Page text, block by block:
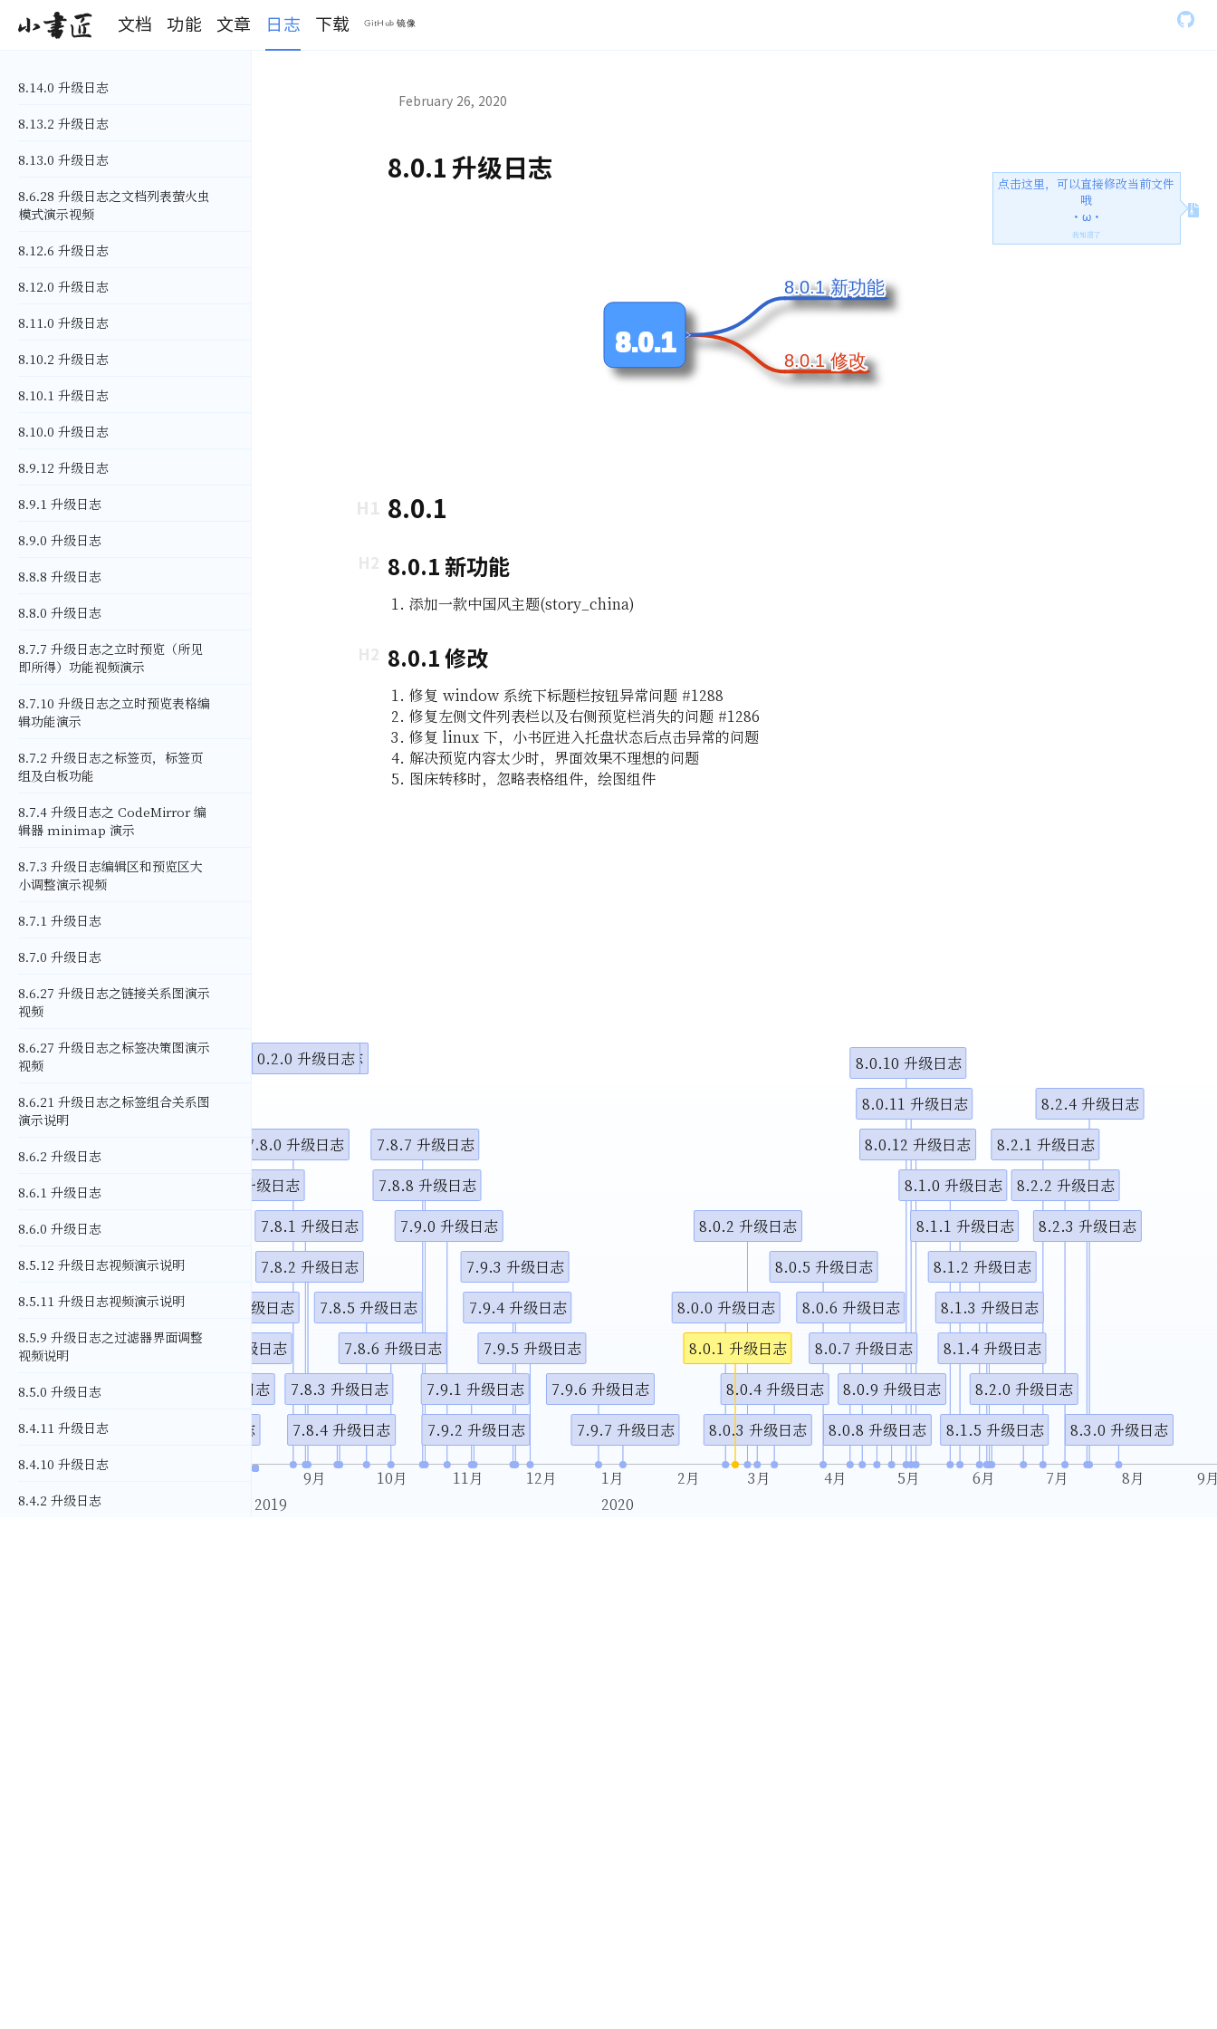
小书匠 文档 功能 文章 日志 下载 GitHub 镜像
February 26, 2020
8.0.1 升级日志
点击这里，可以直接修改当前文件
哦
・ω・
我知道了
8.0.1
8.0.1 修改
8.0.1 修改
8.0.1 新功能
8.0.1 新功能
8.0.1
8.0.1 新功能
添加一款中国风主题(story_china)
8.0.1 修改
修复 window 系统下标题栏按钮异常问题 #1288
修复左侧文件列表栏以及右侧预览栏消失的问题 #1286
修复 linux 下，小书匠进入托盘状态后点击异常的问题
解决预览内容太少时，界面效果不理想的问题
图床转移时，忽略表格组件，绘图组件
1.8.0 升级日志
1.7.1 升级日志
1.7.0 升级日志
1.6.1 升级日志
1.6.0 升级日志
1.5.0 升级日志
1.4.2 升级日志
1.4.0 升级日志
1.3.1 升级日志
1.3.0 升级日志
1.2.1 升级日志
1.1.01 升级日志
1.1.0 升级日志
1.0.12 升级日志
1.0.0 升级日志
0.2.4 升级日志
0.2.2 升级日志
0.2.0 升级日志
8.3.0 升级日志
8.2.0 升级日志
8.1.5 升级日志
8.1.4 升级日志
8.1.3 升级日志
8.1.2 升级日志
8.1.1 升级日志
8.1.0 升级日志
8.0.12 升级日志
8.0.11 升级日志
8.0.10 升级日志
8.0.9 升级日志
8.0.8 升级日志
8.0.7 升级日志
8.0.6 升级日志
8.0.5 升级日志
8.2.1 升级日志
8.2.2 升级日志
8.2.3 升级日志
8.2.4 升级日志
8.0.4 升级日志
8.0.3 升级日志
8.0.2 升级日志
8.0.1 升级日志
8.0.0 升级日志
7.9.7 升级日志
7.9.6 升级日志
7.9.5 升级日志
7.9.4 升级日志
7.9.3 升级日志
7.9.2 升级日志
7.9.1 升级日志
7.9.0 升级日志
7.8.8 升级日志
7.8.7 升级日志
7.8.6 升级日志
7.8.5 升级日志
7.8.4 升级日志
7.8.3 升级日志
7.8.2 升级日志
7.8.1 升级日志
7.7.5 升级日志
7.7.6 升级日志
7.7.7 升级日志
7.8.0 升级日志
7.7.3 升级日志
7.7.4 升级日志
7.7.2 升级日志
7.7.1 升级日志
7.7.0 升级日志
7.6.0 升级日志
7.5.0升级日志
7.4.0升级日志
7.3.2升级日志
9月 10月 11月
12月
2020
1月
2019
2月 3月 4月 5月 6月 7月 8月 9
8.14.0 升级日志
8.13.2 升级日志
8.13.0 升级日志
8.6.28 升级日志之文档列表萤火虫
模式演示视频
8.12.6 升级日志
8.12.0 升级日志
8.11.0 升级日志
8.10.2 升级日志
8.10.1 升级日志
8.10.0 升级日志
8.9.12 升级日志
8.9.1 升级日志
8.9.0 升级日志
8.8.8 升级日志
8.8.0 升级日志
8.7.7 升级日志之立时预览（所见
即所得）功能视频演示
8.7.10 升级日志之立时预览表格编
辑功能演示
8.7.2 升级日志之标签页，标签页
组及白板功能
8.7.4 升级日志之 CodeMirror 编
辑器 minimap 演示
8.7.3 升级日志编辑区和预览区大
小调整演示视频
8.7.1 升级日志
8.7.0 升级日志
8.6.27 升级日志之链接关系图演示
视频
8.6.27 升级日志之标签决策图演示
视频
8.6.21 升级日志之标签组合关系图
演示说明
8.6.2 升级日志
8.6.1 升级日志
8.6.0 升级日志
8.5.12 升级日志视频演示说明
8.5.11 升级日志视频演示说明
8.5.9 升级日志之过滤器界面调整
视频说明
8.5.0 升级日志
8.4.11 升级日志
8.4.10 升级日志
8.4.2 升级日志